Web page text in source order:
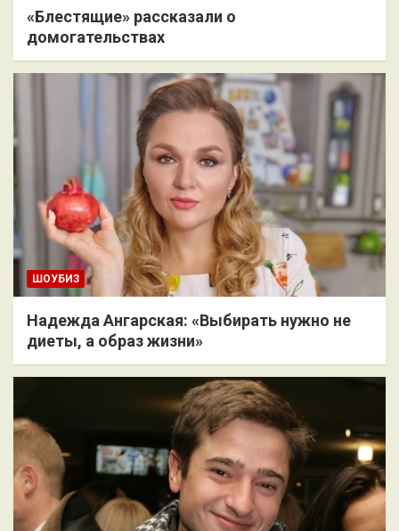
«Блестящие» рассказали о
домогательствах
ШОУБИЗ
Надежда Ангарская: «Выбирать нужно не
диеты, а образ жизни»